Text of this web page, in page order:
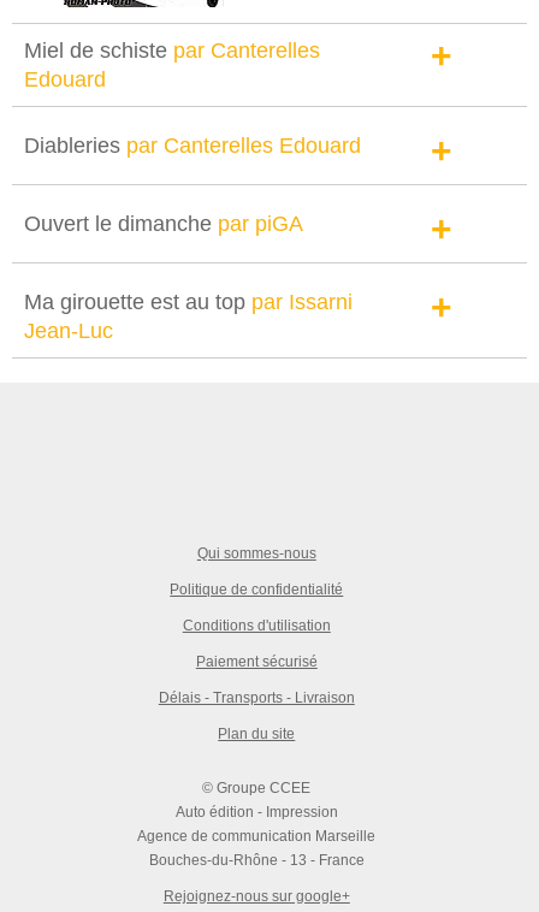
Miel de schiste par Canterelles
Edouard
+
Diableries par Canterelles Edouard +
Ouvert le dimanche par piGA +
Ma girouette est au top par Issarni
Jean-Luc
+
Qui sommes-nous
Politique de confidentialité
Conditions d'utilisation
Paiement sécurisé
Délais - Transports - Livraison
Plan du site
© Groupe CCEE
Auto édition - Impression
Agence de communication Marseille
Bouches-du-Rhône - 13 - France
Rejoignez-nous sur google+